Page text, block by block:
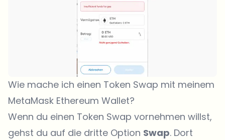
Wie mache ich einen Token Swap mit meinem
MetaMask Ethereum Wallet?
Wenn du einen Token Swap vornehmen willst,
gehst du auf die dritte Option Swap. Dort